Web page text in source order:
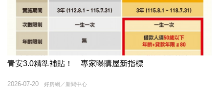
青安3.0精準補貼！ 專家曝購屋新指標
好房網／新聞中心
2026-07-20